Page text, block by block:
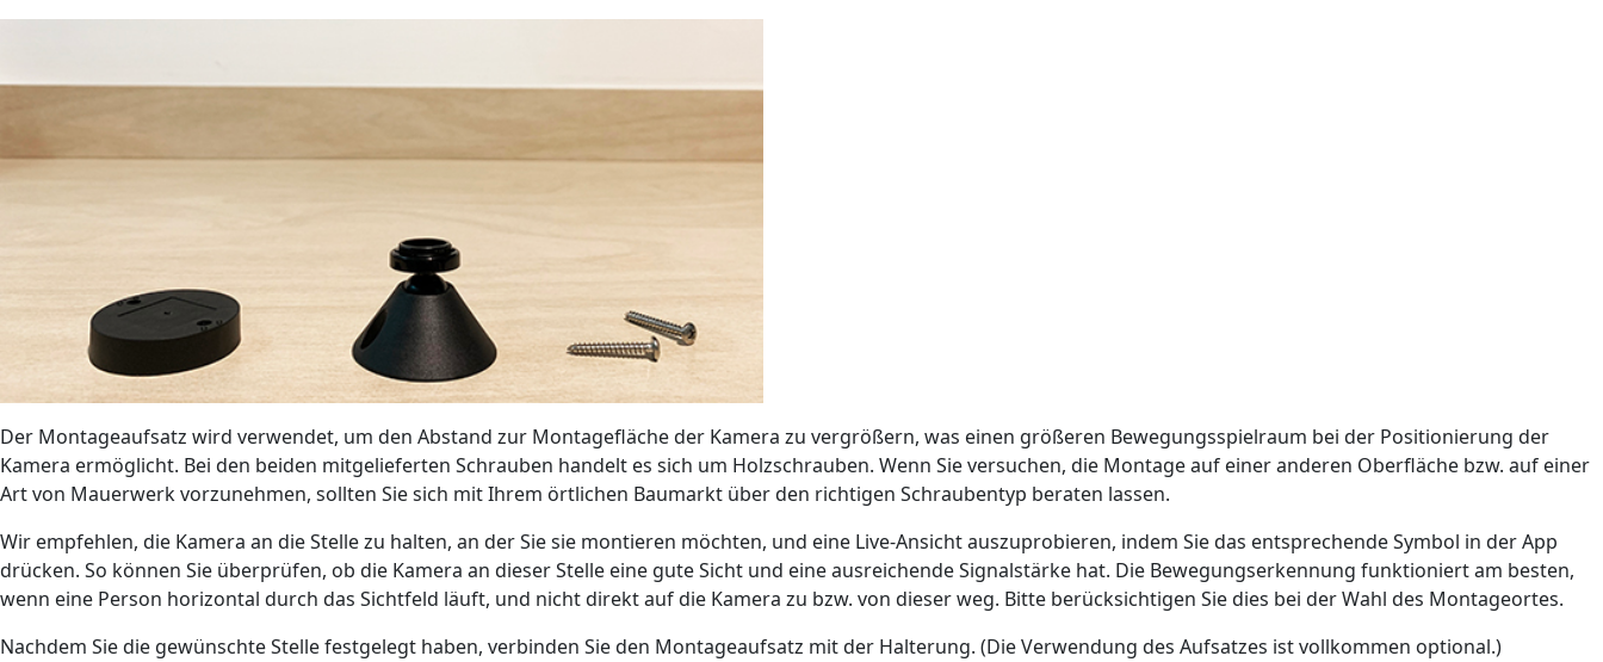
Der Montageaufsatz wird verwendet, um den Abstand zur Montagefläche der Kamera zu vergrößern, was einen größeren Bewegungsspielraum bei der Positionierung der
Kamera ermöglicht. Bei den beiden mitgelieferten Schrauben handelt es sich um Holzschrauben. Wenn Sie versuchen, die Montage auf einer anderen Oberfläche bzw. auf einer
Art von Mauerwerk vorzunehmen, sollten Sie sich mit Ihrem örtlichen Baumarkt über den richtigen Schraubentyp beraten lassen.
Wir empfehlen, die Kamera an die Stelle zu halten, an der Sie sie montieren möchten, und eine Live-Ansicht auszuprobieren, indem Sie das entsprechende Symbol in der App
drücken. So können Sie überprüfen, ob die Kamera an dieser Stelle eine gute Sicht und eine ausreichende Signalstärke hat. Die Bewegungserkennung funktioniert am besten,
wenn eine Person horizontal durch das Sichtfeld läuft, und nicht direkt auf die Kamera zu bzw. von dieser weg. Bitte berücksichtigen Sie dies bei der Wahl des Montageortes.
Nachdem Sie die gewünschte Stelle festgelegt haben, verbinden Sie den Montageaufsatz mit der Halterung. (Die Verwendung des Aufsatzes ist vollkommen optional.)